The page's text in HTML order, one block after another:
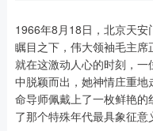
1966年8月18日，北京天
瞩目之下，伟大领袖毛主席
就在这激动人心的时刻，
中脱颖而出，她神情庄重
命导师佩戴上了一枚鲜艳
了那个特殊年代最具象征意